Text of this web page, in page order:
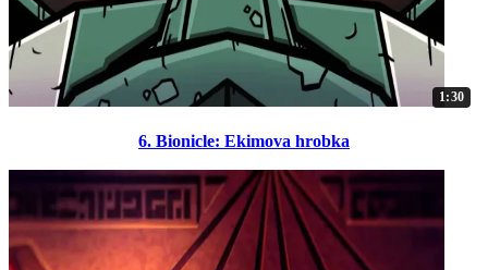
1:30
6. Bionicle: Ekimova hrobka